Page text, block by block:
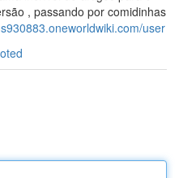
, passando por comidinhas
user